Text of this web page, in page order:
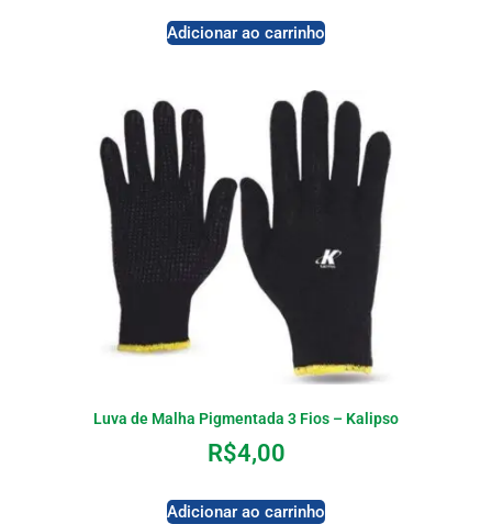
Adicionar ao carrinho
Luva de Malha Pigmentada 3 Fios – Kalipso
R$4,00
Adicionar ao carrinho